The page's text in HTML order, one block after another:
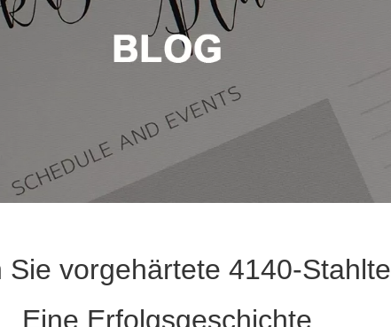
vorgehärtete 4140-
Eine Erfolgsgeschichte